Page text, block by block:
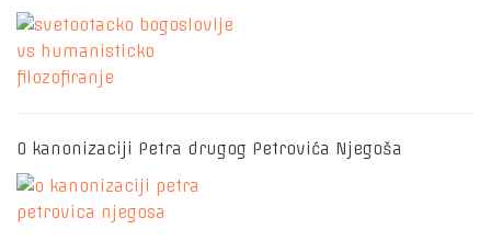
O kanonizaciji Petra drugog Petrovića Njegoša